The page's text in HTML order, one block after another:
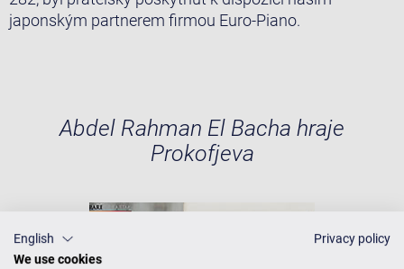
japonským partnerem firmou Euro-Piano.
Abdel Rahman El Bacha hraje
Prokofjeva
English
Privacy policy
We use cookies